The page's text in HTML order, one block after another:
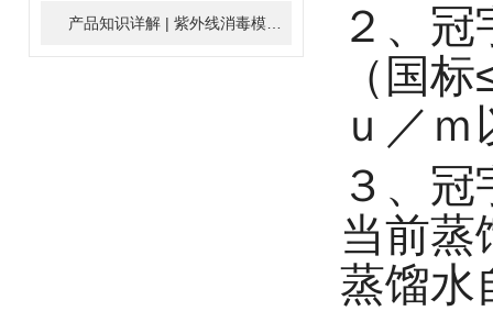
2024-01-16２、
（国
ｕ／
３、
当前蒸
蒸馏水